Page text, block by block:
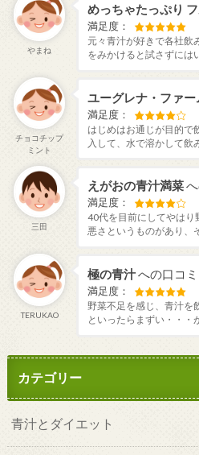
やまね
めっちゃたっぷり
満足度：
元々青汁が好きで各社飲
をみかけると試さずには
チョコチップ
ミント
ユーグレナ・ファー
満足度：
はじめはお通じが目的で
入して、水で溶かして飲
三田
えがおの青汁満菜へ
満足度：
40代を目前にしてやはり
悪さというものがあり、
TERUKAO
極の青汁への口コミ
満足度：
野菜不足を感じ、青汁を
といったらまずい・・・
カテゴリー
青汁とダイエット